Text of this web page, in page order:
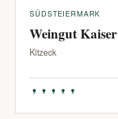
SÜDSTEIERMARK
Weingut Kaiser
Kitzeck